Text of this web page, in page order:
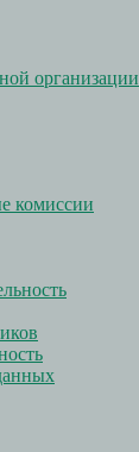
организации
комиссии